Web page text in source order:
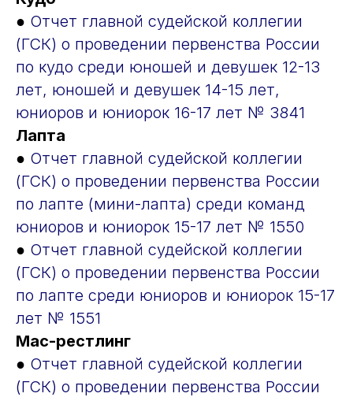
● Отчет главной судейской коллегии
(ГСК) о проведении первенства России
по кудо среди юношей и девушек 12-13
лет, юношей и девушек 14-15 лет,
юниоров и юниорок 16-17 лет № 3841
Лапта
● Отчет главной судейской коллегии
(ГСК) о проведении первенства России
по лапте (мини-лапта) среди команд
юниоров и юниорок 15-17 лет № 1550
● Отчет главной судейской коллегии
(ГСК) о проведении первенства России
по лапте среди юниоров и юниорок 15-17
лет № 1551
Мас-рестлинг
● Отчет главной судейской коллегии
(ГСК) о проведении первенства России